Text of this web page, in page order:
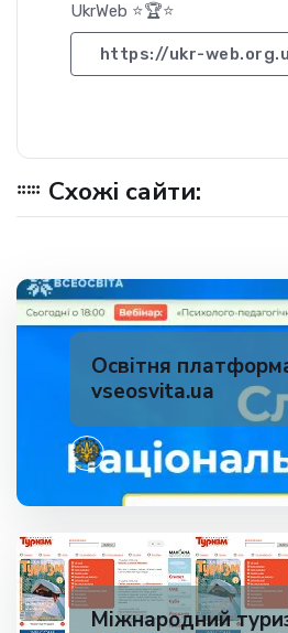
UkrWeb ⭐🏆⭐
https://ukr-
Схожі сайти:
Освітня
vseosvita.ua
Міжнародний